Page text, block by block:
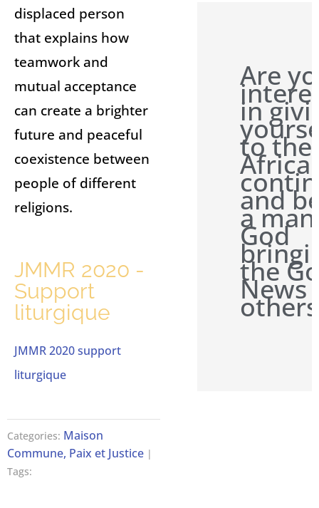
displaced person
that explains how
teamwork and
mutual acceptance
can create a brighter
future and peaceful
coexistence between
people of different
religions.
JMMR 2020 -
Support
liturgique
JMMR 2020 support
liturgique
Categories: Maison
Commune, Paix et Justice |
Tags:
Are
in
to the
and
a
God
the
News